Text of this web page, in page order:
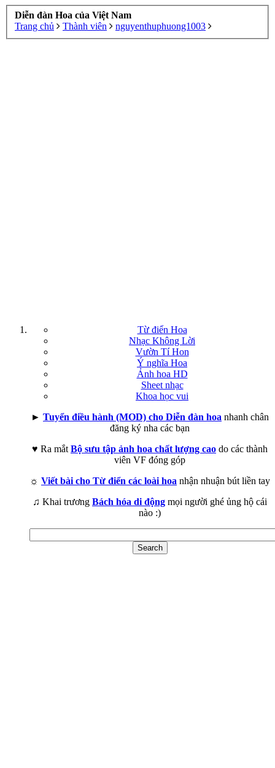
Diễn đàn Hoa của Việt Nam
Trang chủ
Thành viên nguyenthuphuong1003
Từ điển Hoa
Nhạc Không Lời
Vườn Tí Hon
Ý nghĩa Hoa
Ảnh hoa HD
Sheet nhạc
Khoa học vui
► Tuyển điều hành (MOD) cho Diễn đàn hoa nhanh chân
đăng ký nha các bạn
♥ Ra mắt Bộ sưu tập ảnh hoa chất lượng cao do các thành
viên VF đóng góp
☼ Viết bài cho Từ điển các loài hoa nhận nhuận bút liền tay
♫ Khai trương Bách hóa di động mọi người ghé ủng hộ cái
nào :)